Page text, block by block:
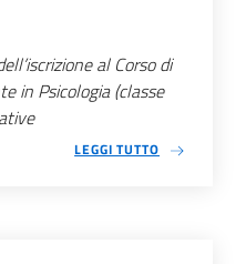
al Corso di
in Psicologia (classe
LEGGI TUTTO